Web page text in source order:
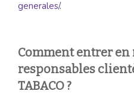
generales/.
Comment entrer
responsables
TABACO ?